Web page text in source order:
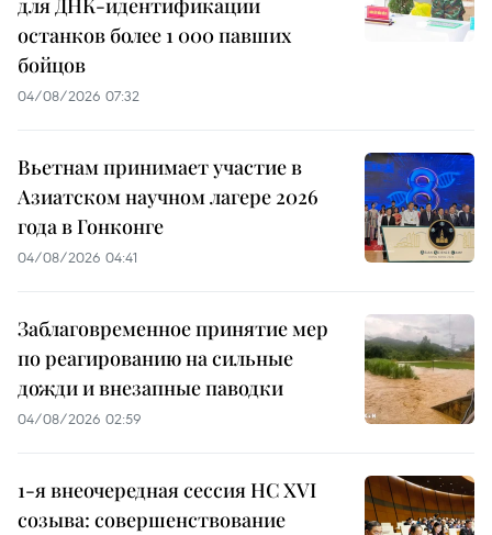
для ДНК-идентификации
останков более 1 000 павших
бойцов
04/08/2026 07:32
Вьетнам принимает участие в
Азиатском научном лагере 2026
года в Гонконге
04/08/2026 04:41
Заблаговременное принятие мер
по реагированию на сильные
дожди и внезапные паводки
04/08/2026 02:59
1-я внеочередная сессия НС XVI
созыва: совершенствование